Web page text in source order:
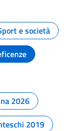
e società
2026
2019